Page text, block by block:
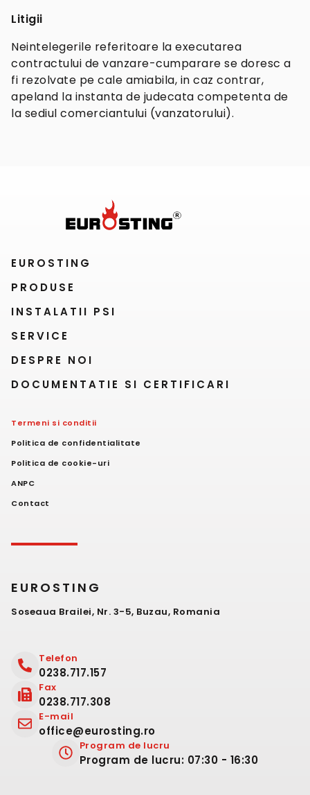
Litigii
Neintelegerile referitoare la executarea
contractului de vanzare-cumparare se doresc a
fi rezolvate pe cale amiabila, in caz contrar,
apeland la instanta de judecata competenta de
la sediul comerciantului (vanzatorului).
EUROSTING
PRODUSE
INSTALATII PSI
SERVICE
DESPRE NOI
DOCUMENTATIE SI CERTIFICARI
Termeni si conditii
Politica de confidentialitate
Politica de cookie-uri
ANPC
Contact
EUROSTING
Soseaua Brailei, Nr. 3-5, Buzau, Romania
Telefon
0238.717.157
Fax
0238.717.308
E-mail
office@eurosting.ro
Program de lucru
Program de lucru: 07:30 - 16:30